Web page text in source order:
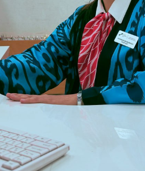
Yomon
to'ldirilishi shart